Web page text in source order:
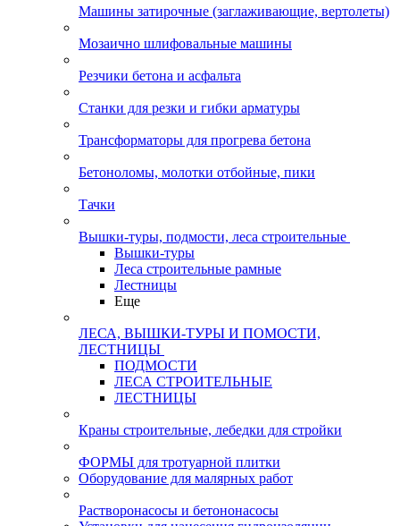
Машины затирочные (заглаживающие, вертолеты)
Мозаично шлифовальные машины
Резчики бетона и асфальта
Станки для резки и гибки арматуры
Трансформаторы для прогрева бетона
Бетоноломы, молотки отбойные, пики
Тачки
Вышки-туры, подмости, леса строительные
Вышки-туры
Леса строительные рамные
Лестницы
Еще
ЛЕСА, ВЫШКИ-ТУРЫ И ПОМОСТИ,
ЛЕСТНИЦЫ
ПОДМОСТИ
ЛЕСА СТРОИТЕЛЬНЫЕ
ЛЕСТНИЦЫ
Краны строительные, лебедки для стройки
ФОРМЫ для тротуарной плитки
Оборудование для малярных работ
Растворонасосы и бетононасосы